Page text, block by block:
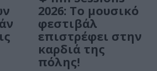
2026: Το μουσικό
φεστιβάλ
επιστρέφει στην
καρδιά της
πόλης!